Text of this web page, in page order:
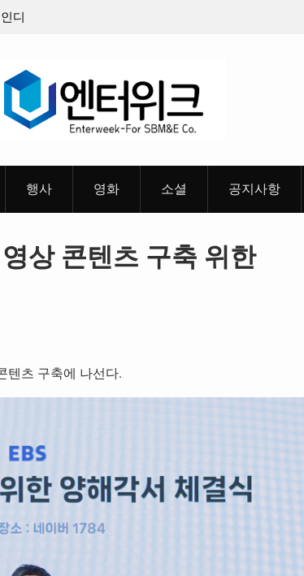
수)
행사 영화 소셜 공지사항
상 콘텐츠 구축 위한
텐츠 구축에 나선다.